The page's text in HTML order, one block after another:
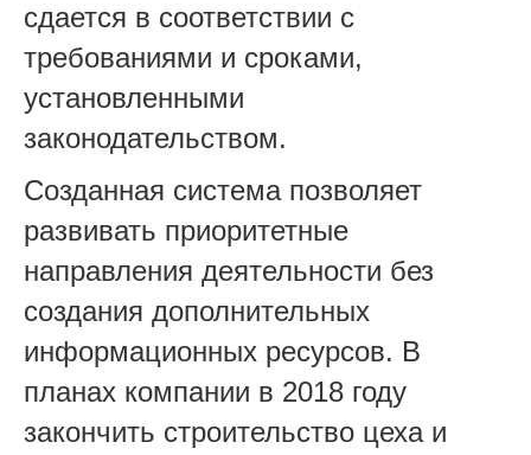
сдается в соответствии с
требованиями и сроками,
установленными
законодательством.
Созданная система позволяет
развивать приоритетные
направления деятельности без
создания дополнительных
информационных ресурсов. В
планах компании в 2018 году
закончить строительство цеха и